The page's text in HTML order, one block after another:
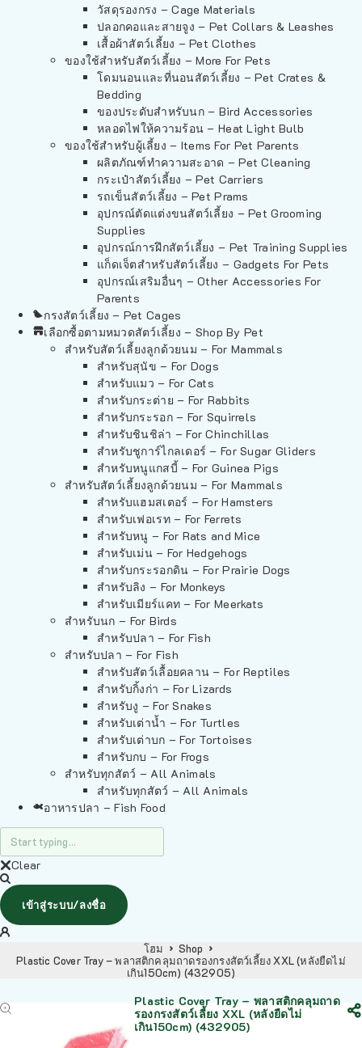
วัสดุรองกรง – Cage Materials
ปลอกคอและสายจูง – Pet Collars & Leashes
เสื้อผ้าสัตว์เลี้ยง – Pet Clothes
ของใช้สำหรับสัตว์เลี้ยง – More For Pets
โดมนอนและที่นอนสัตว์เลี้ยง – Pet Crates &
Bedding
ของประดับสำหรับนก – Bird Accessories
หลอดไฟให้ความร้อน – Heat Light Bulb
ของใช้สำหรับผู้เลี้ยง – Items For Pet Parents
ผลิตภัณฑ์ทำความสะอาด – Pet Cleaning
กระเป๋าสัตว์เลี้ยง – Pet Carriers
รถเข็นสัตว์เลี้ยง – Pet Prams
อุปกรณ์ตัดแต่งขนสัตว์เลี้ยง – Pet Grooming
Supplies
อุปกรณ์การฝึกสัตว์เลี้ยง – Pet Training Supplies
แก็ดเจ็ตสำหรับสัตว์เลี้ยง – Gadgets For Pets
อุปกรณ์เสริมอื่นๆ – Other Accessories For
Parents
กรงสัตว์เลี้ยง – Pet Cages
เลือกซื้อตามหมวดสัตว์เลี้ยง – Shop By Pet
สำหรับสัตว์เลี้ยงลูกด้วยนม – For Mammals
สำหรับสุนัข – For Dogs
สำหรับแมว – For Cats
สำหรับกระต่าย – For Rabbits
สำหรับกระรอก – For Squirrels
สำหรับชินชิล่า – For Chinchillas
สำหรับชูการ์ไกลเดอร์ – For Sugar Gliders
สำหรับหนูแกสบี้ – For Guinea Pigs
สำหรับสัตว์เลี้ยงลูกด้วยนม – For Mammals
สำหรับแฮมสเตอร์ – For Hamsters
สำหรับเฟอเรท – For Ferrets
สำหรับหนู – For Rats and Mice
สำหรับเม่น – For Hedgehogs
สำหรับกระรอกดิน – For Prairie Dogs
สำหรับลิง – For Monkeys
สำหรับเมียร์แคท – For Meerkats
สำหรับนก – For Birds
สำหรับปลา – For Fish
สำหรับปลา – For Fish
สำหรับสัตว์เลื้อยคลาน – For Reptiles
สำหรับกิ้งก่า – For Lizards
สำหรับงู – For Snakes
สำหรับเต่าน้ำ – For Turtles
สำหรับเต่าบก – For Tortoises
สำหรับกบ – For Frogs
สำหรับทุกสัตว์ – All Animals
สำหรับทุกสัตว์ – All Animals
อาหารปลา – Fish Food
Clear
เข้าสู่ระบบ/ลงชื่อ
โฮม
Shop
Plastic Cover Tray – พลาสติกคลุมถาดรองกรงสัตว์เลี้ยง XXL (หลังยืดไม่
เกิน150cm) (432905)
Plastic Cover Tray – พลาสติกคลุมถาด
รองกรงสัตว์เลี้ยง XXL (หลังยืดไม่
เกิน150cm) (432905)